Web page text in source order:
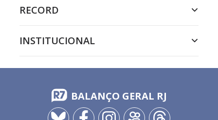
RECORD
INSTITUCIONAL
BALANÇO GERAL RJ